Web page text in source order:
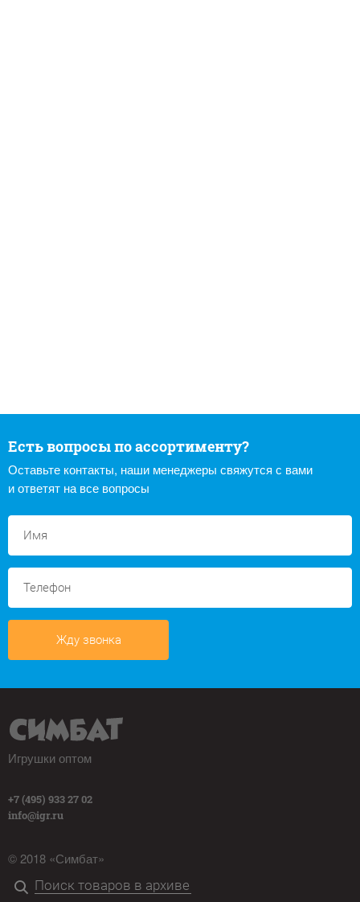
Есть вопросы по ассортименту?
Оставьте контакты, наши менеджеры свяжутся с вами
и ответят на все вопросы
Жду звонка
Игрушки оптом
+7 (495) 933 27 02
info@igr.ru
© 2018 «Симбат»